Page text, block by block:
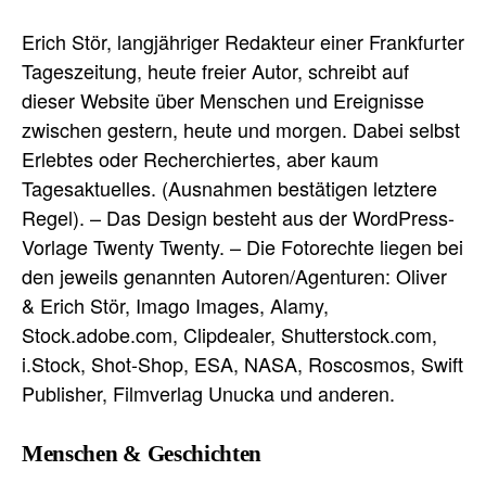
Erich Stör, langjähriger Redakteur einer Frankfurter
Tageszeitung, heute freier Autor, schreibt auf
dieser Website über Menschen und Ereignisse
zwischen gestern, heute und morgen. Dabei selbst
Erlebtes oder Recherchiertes, aber kaum
Tagesaktuelles. (Ausnahmen bestätigen letztere
Regel). – Das Design besteht aus der WordPress-
Vorlage Twenty Twenty. – Die Fotorechte liegen bei
den jeweils genannten Autoren/Agenturen: Oliver
& Erich Stör, Imago Images, Alamy,
Stock.adobe.com, Clipdealer, Shutterstock.com,
i.Stock, Shot-Shop, ESA, NASA, Roscosmos, Swift
Publisher, Filmverlag Unucka und anderen.
Menschen & Geschichten